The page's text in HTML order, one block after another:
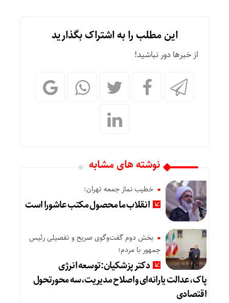
این مطلب را به اشتراک بگذارید
از خبرها دور نباشید!
نوشته های مشابه
خطیب نماز جمعه تهران:
انقلاب ما محصول مکتب عاشورا است
بخش دوم گفت‌وگوی صریح و تفصیلی رئیس
جمهور با مردم؛
دکتر پزشکیان:توسعه انرژی
پاک،عدالت یارانه‌ای واصلاح مدیریت،سه محورتحول
اقتصادی